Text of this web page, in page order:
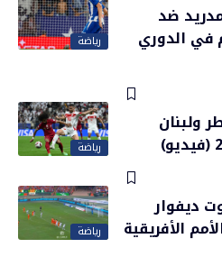
رياضة
ضد
في الدوري
رياضة
ولبنان
رياضة
ديفوار
الأفريقية